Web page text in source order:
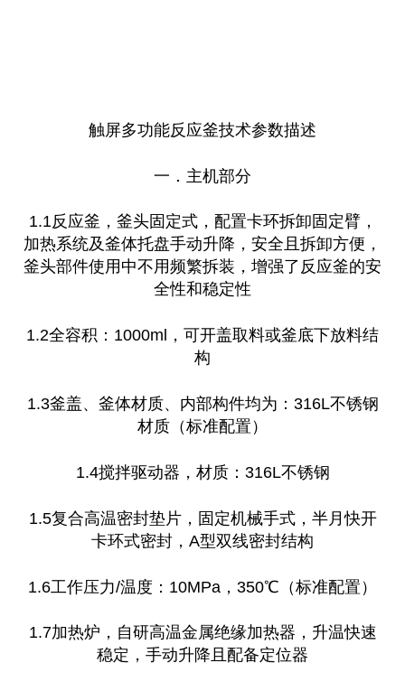
触屏多功能反应釜技术参数描述
一．主机部分
1.1反应釜，釜头固定式，配置卡环拆卸固定臂，
加热系统及釜体托盘手动升降，安全且拆卸方便，
釜头部件使用中不用频繁拆装，增强了反应釜的安
全性和稳定性
1.2全容积：1000ml，可开盖取料或釜底下放料结
构
1.3釜盖、釜体材质、内部构件均为：316L不锈钢
材质（标准配置）
1.4搅拌驱动器，材质：316L不锈钢
1.5复合高温密封垫片，固定机械手式，半月快开
卡环式密封，A型双线密封结构
1.6工作压力/温度：10MPa，350℃（标准配置）
1.7加热炉，自研高温金属绝缘加热器，升温快速
稳定，手动升降且配备定位器